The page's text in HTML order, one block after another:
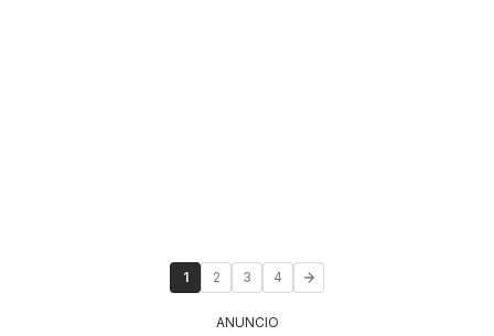
1 2 3 4
ANUNCIO